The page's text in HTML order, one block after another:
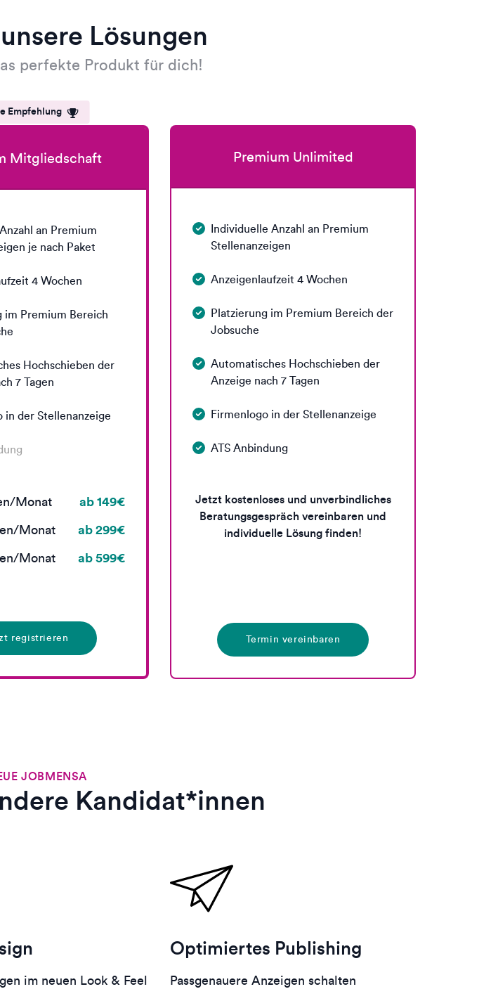
Lösungen
perfekte Produkt für dich!
Empfehlung
Mitgliedschaft
an Premium
je nach Paket
4 Wochen
im Premium Bereich
Hochschieben der
7 Tagen
in der Stellenanzeige
Monat
ab 149€
Monat
ab 299€
Monat ab 599€
registrieren
Premium Unlimited
Individuelle Anzahl an Premium
Stellenanzeigen
Anzeigenlaufzeit 4 Wochen
Platzierung im Premium Bereich der
Jobsuche
Automatisches Hochschieben der
Anzeige nach 7 Tagen
Firmenlogo in der Stellenanzeige
ATS Anbindung
Jetzt kostenloses und unverbindliches
Beratungsgespräch vereinbaren und
individuelle Lösung finden!
Termin vereinbaren
JOBMENSA
Kandidat*innen
im neuen Look & Feel
Optimiertes Publishing
Passgenauere Anzeigen schalten